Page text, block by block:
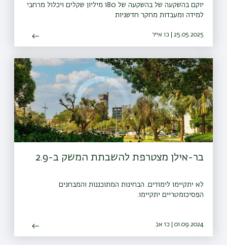
יוקם בהשקעה של בהשקעה של 180 מיליון שקלים ויכלול מרחבי
למידה ומעבדות מחקר חדשניות
25.05.2025 | כו אייר
בר-אילן מצטרפת להשבתת המשק ב-2.9
לא יתקיימו לימודים. הבחינות המתוכננות והמבחנים
הפסיכומטריים יתקיימו.
01.09.2024 | כז אב